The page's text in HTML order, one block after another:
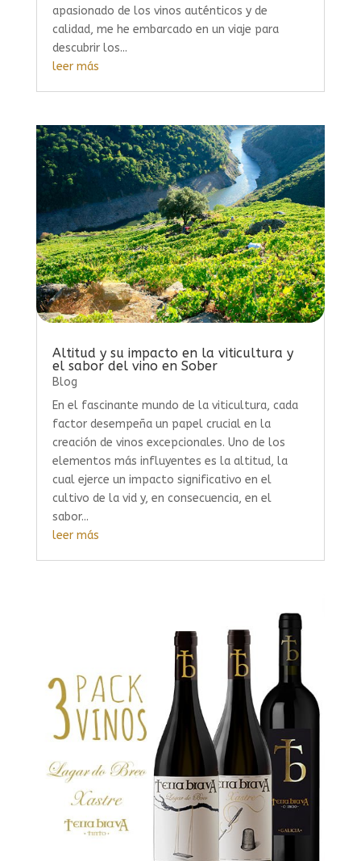
apasionado de los vinos auténticos y de
calidad, me he embarcado en un viaje para
descubrir los...
leer más
Altitud y su impacto en la viticultura y
el sabor del vino en Sober
Blog
En el fascinante mundo de la viticultura, cada
factor desempeña un papel crucial en la
creación de vinos excepcionales. Uno de los
elementos más influyentes es la altitud, la
cual ejerce un impacto significativo en el
cultivo de la vid y, en consecuencia, en el
sabor...
leer más